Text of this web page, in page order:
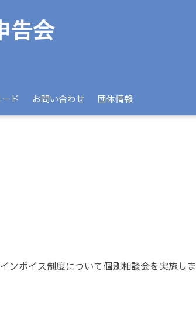
ド お問い合わせ 団体情報
ンボイス制度について個別相談会を実施しま